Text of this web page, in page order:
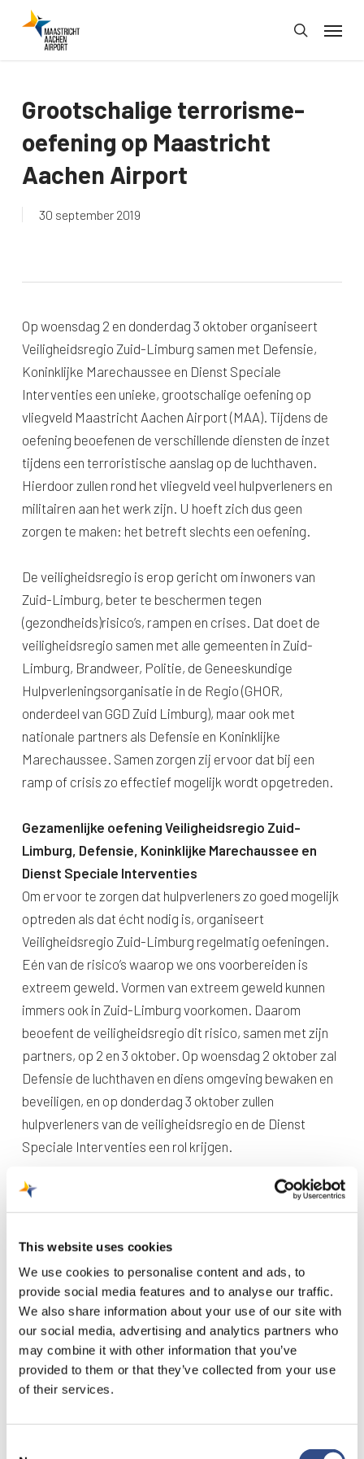
This website uses cookies
We use cookies to personalise content and ads, to
provide social media features and to analyse our traffic.
We also share information about your use of our site with
our social media, advertising and analytics partners who
may combine it with other information that you’ve
provided to them or that they’ve collected from your use
of their services.
search
Menu
Grootschalige terrorisme-
oefening op Maastricht
Aachen Airport
30 september 2019
Op woensdag 2 en donderdag 3 oktober organiseert
Veiligheidsregio Zuid-Limburg samen met Defensie,
Koninklijke Marechaussee en Dienst Speciale
Interventies een unieke, grootschalige oefening op
vliegveld Maastricht Aachen Airport (MAA). Tijdens de
oefening beoefenen de verschillende diensten de inzet
tijdens een terroristische aanslag op de luchthaven.
Hierdoor zullen rond het vliegveld veel hulpverleners en
militairen aan het werk zijn. U hoeft zich dus geen
zorgen te maken: het betreft slechts een oefening.
De veiligheidsregio is erop gericht om inwoners van
Zuid-Limburg, beter te beschermen tegen
(gezondheids)risico’s, rampen en crises. Dat doet de
veiligheidsregio samen met alle gemeenten in Zuid-
Limburg, Brandweer, Politie, de Geneeskundige
Hulpverleningsorganisatie in de Regio (GHOR,
onderdeel van GGD Zuid Limburg), maar ook met
nationale partners als Defensie en Koninklijke
Marechaussee. Samen zorgen zij ervoor dat bij een
ramp of crisis zo effectief mogelijk wordt opgetreden.
Gezamenlijke oefening Veiligheidsregio Zuid-
Limburg, Defensie, Koninklijke Marechaussee en
Dienst Speciale Interventies
Om ervoor te zorgen dat hulpverleners zo goed mogelijk
optreden als dat écht nodig is, organiseert
Veiligheidsregio Zuid-Limburg regelmatig oefeningen.
Eén van de risico’s waarop we ons voorbereiden is
extreem geweld. Vormen van extreem geweld kunnen
immers ook in Zuid-Limburg voorkomen. Daarom
beoefent de veiligheidsregio dit risico, samen met zijn
partners, op 2 en 3 oktober. Op woensdag 2 oktober zal
Defensie de luchthaven en diens omgeving bewaken en
beveiligen, en op donderdag 3 oktober zullen
hulpverleners van de veiligheidsregio en de Dienst
Speciale Interventies een rol krijgen.
Locatie: Maastricht Aachen Airport
Vliegveld Maastricht Aachen Airport vormt de locatie
voor de oefening. Een vluchthaven vormt voor
Daarom is de veiligheidsregio ook wettelijk verplicht om
hiervoor elke vier jaar een rampbestrijdingsplan te
maken. Hierin staat welke partij welke taken en
bevoegdheden heeft bij de bestrijding van een
vliegtuigongeval, kaping, infectieziekte of
vliegtuigongeval op afstand met een toestel afkomstig
van of aanvliegend naar de luchthaven.